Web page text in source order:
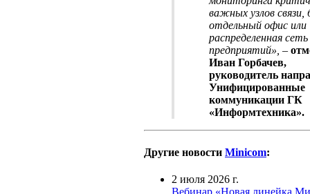
важных узлов связи,
отдельный офис или
распределенная сеть
предприятий», –
Иван Горбачев,
руководитель
Унифицированные
коммуникации ГК
«Информтехника».
Другие новости Minicom:
2 июля 2026 г.
Вебинар «Новая линейка